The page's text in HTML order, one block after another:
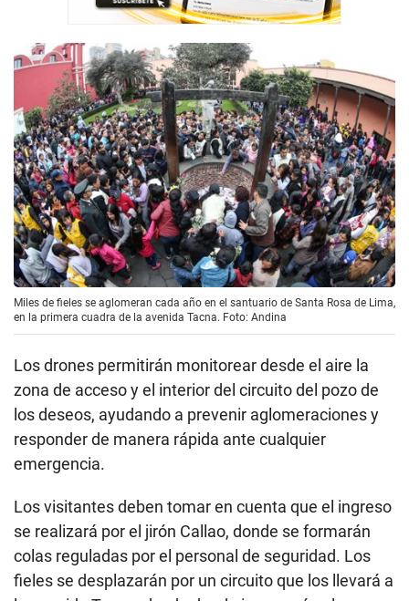
Miles de fieles se aglomeran cada año en el santuario de Santa Rosa de Lima,
en la primera cuadra de la avenida Tacna. Foto: Andina
Los drones permitirán monitorear desde el aire la
zona de acceso y el interior del circuito del pozo de
los deseos, ayudando a prevenir aglomeraciones y
responder de manera rápida ante cualquier
emergencia.
Los visitantes deben tomar en cuenta que el ingreso
se realizará por el jirón Callao, donde se formarán
colas reguladas por el personal de seguridad. Los
fieles se desplazarán por un circuito que los llevará a